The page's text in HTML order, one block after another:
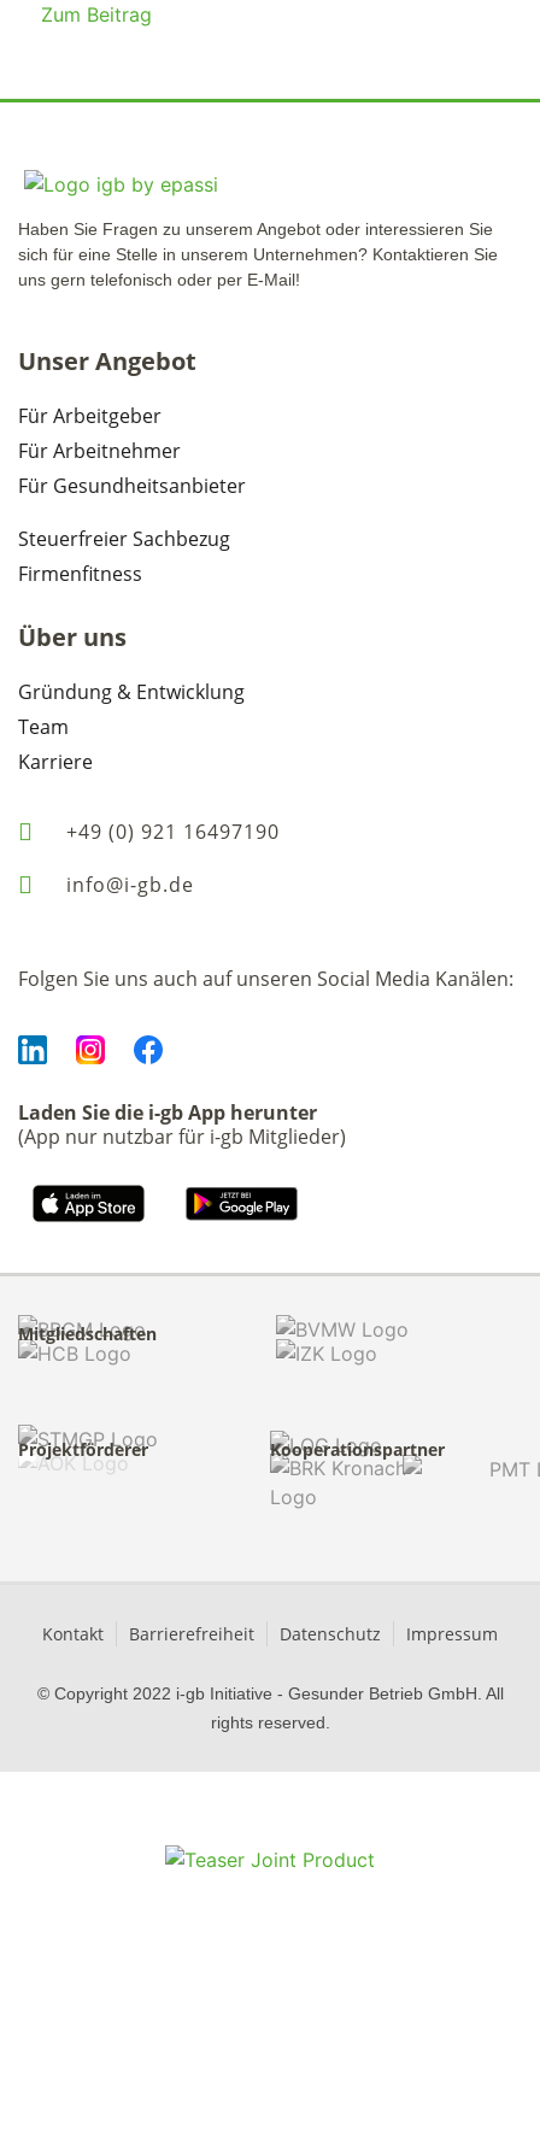
Zum Beitrag
Haben Sie Fragen zu unserem Angebot oder interessieren Sie
sich für eine Stelle in unserem Unternehmen? Kontaktieren Sie
uns gern telefonisch oder per E-Mail!
Unser Angebot
Für Arbeitgeber
Für Arbeitnehmer
Für Gesundheitsanbieter
Steuerfreier Sachbezug
Firmenfitness
Über uns
Gründung & Entwicklung
Team
Karriere
+49 (0) 921 16497190
info@i-gb.de
Folgen Sie uns auch auf unseren Social Media Kanälen:
Laden Sie die i-gb App herunter
(App nur nutzbar für i-gb Mitglieder)
Mitgliedschaften
Projektförderer Kooperationspartner
© Copyright 2022 i-gb Initiative - Gesunder Betrieb GmbH. All
rights reserved.
Kontakt Barrierefreiheit Datenschutz Impressum